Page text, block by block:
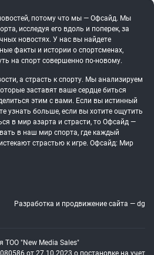
потому что мы — Офсайд. Мы
исследуя его вдоль и поперек, за
новостях. У нас вы найдете
факты и истории о спортсменах,
на спорт совершенно по-новому.
а страсть к спорту. Мы анализируем
заставят ваше сердце биться
этим с вами. Если вы истинный
узнать больше, если вы хотите ощутить
в мир азарта и страсти, то Офсайд —
в наш мир спорта, где каждый
страстью к игре. Офсайд: Мир
Разработка и продвижение сайта — dg
ТОО "New Media Sales"